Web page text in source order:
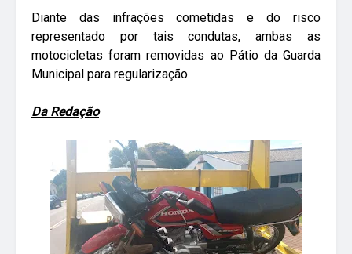
Diante das infrações cometidas e do risco
representado por tais condutas, ambas as
motocicletas foram removidas ao Pátio da Guarda
Municipal para regularização.
Da Redação